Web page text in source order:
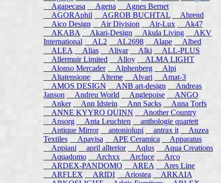
Agapecasa
Agena
Agnes Bernet
AGORAphil
AGROB BUCHTAL
Ahrend
Aico Design
Air Division Air-Lux
Ak47
AKABA
Akari-Design Akula Living
AKV
International
AL2 AL2698 Alape
Albed
ALEA
Alias Alivar Alki
ALL-PLUS
Allermuir Limited
Alloy
ALMA LIGHT
Alonso Mercader
Alphenberg
Alpi
Altatensione
Alteme Alvari
Amat-3
AMOS DESIGN
ANB art-design
Andreas
Janson
Andreu World Anglepoise
ANGO
Anker
Ann Idstein Ann Sacks
Anna Torfs
ANNE KYYRO QUINN
Another Country
Ansorg
Anta Leuchten
anthologie quartett
Antique Mirror
antoniolupi antrax it
Anzea
Textiles
Apavisa APE Ceramica
Apparatus
Appiani
april allterior Aqlus Aqua Creations
Aquadomo
Archxx Arcluce
Arco
ARDEX-PANDOMO
AREA
Ares Line
ARFLEX
ARIDI Ariostea
ARKAIA